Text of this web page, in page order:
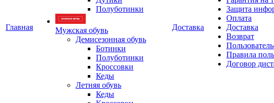
Главная
Полуботинки
Мужская обувь
Демисезонная обувь
Ботинки
Полуботинки
Кроссовки
Кеды
Летняя обувь
Кеды
Доставка
Защита
Оплата
Доставка
Возврат
Правила
Договор